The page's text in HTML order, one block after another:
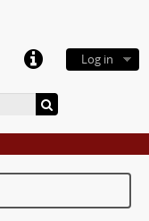
Log in